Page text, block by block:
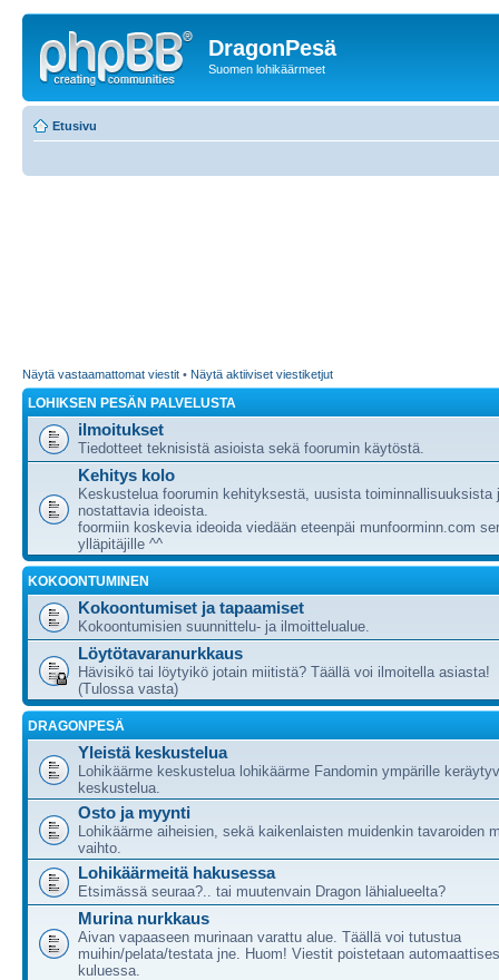
DragonPesä
Suomen lohikäärmeet
Etusivu
Näytä vastaamattomat viestit • Näytä aktiiviset viestiketjut
LOHIKSEN PESÄN PALVELUSTA
ilmoitukset
Tiedotteet teknisistä asioista sekä foorumin käytöstä.
Kehitys kolo
Keskustelua foorumin kehityksestä, uusista toiminnallisuuksista
nostattavia ideoista.
foormiin koskevia ideoida viedään eteenpäi munfoorminn.com
ylläpitäjille ^^
KOKOONTUMINEN
Kokoontumiset ja tapaamiset
Kokoontumisien suunnittelu- ja ilmoittelualue.
Löytötavaranurkkaus
Hävisikö tai löytyikö jotain miitistä? Täällä voi ilmoitella asiasta!
(Tulossa vasta)
DRAGONPESÄ
Yleistä keskustelua
Lohikäärme keskustelua lohikäärme Fandomin ympärille
keskustelua.
Osto ja myynti
Lohikäärme aiheisien, sekä kaikenlaisten muidenkin tavaroiden
vaihto.
Lohikäärmeitä hakusessa
Etsimässä seuraa?.. tai muutenvain Dragon lähialueelta?
Murina nurkkaus
Aivan vapaaseen murinaan varattu alue. Täällä voi tutustua
muihin/pelata/testata jne. Huom! Viestit poistetaan
kuluessa.